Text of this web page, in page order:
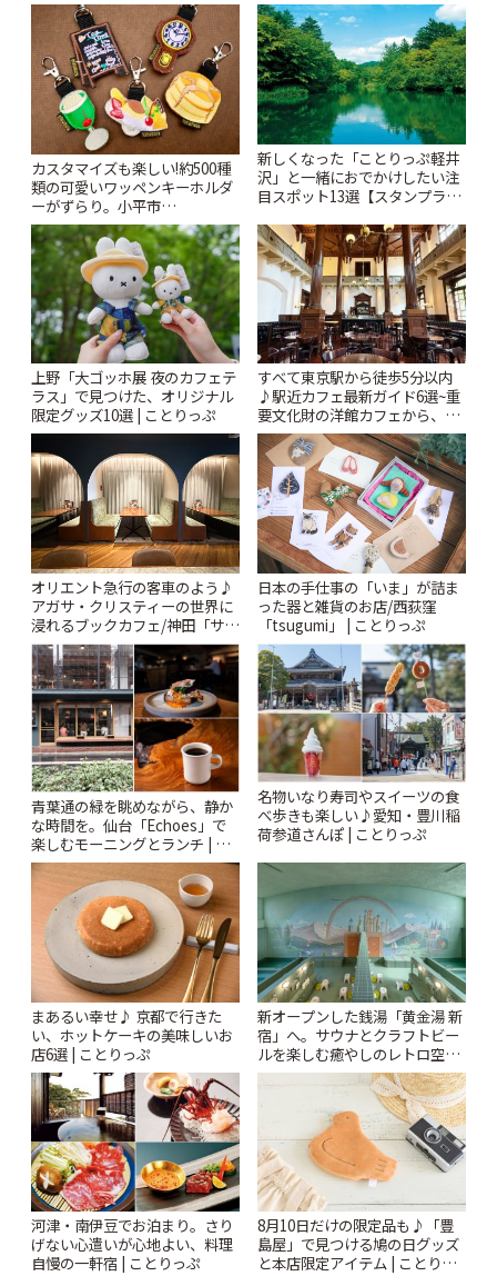
カスタマイズも楽しい!約500種
類の可愛いワッペンキーホルダ
ーがずらり。小平市
「Kimamaya T&K」 | ことりっ
ぷ
新しくなった「ことりっぷ軽井
沢」と一緒におでかけしたい注
目スポット13選【スタンプラリ
上野「大ゴッホ展 夜のカフェテ
ラス」で見つけた、オリジナル
限定グッズ10選 | ことりっぷ
すべて東京駅から徒歩5分以内
♪駅近カフェ最新ガイド6選~重
要文化財の洋館カフェから、改
札すぐのレトロ喫茶まで~ | こと
りっぷ
オリエント急行の客車のよう♪
アガサ・クリスティーの世界に
浸れるブックカフェ/神田「サロ
ンクリスティ」 | ことりっぷ
日本の手仕事の「いま」が詰ま
った器と雑貨のお店/西荻窪
「tsugumi」 | ことりっぷ
青葉通の緑を眺めながら、静か
な時間を。仙台「Echoes」で
楽しむモーニングとランチ | こ
とりっぷ
名物いなり寿司やスイーツの食
べ歩きも楽しい♪愛知・豊川稲
荷参道さんぽ | ことりっぷ
まあるい幸せ♪ 京都で行きた
い、ホットケーキの美味しいお
店6選 | ことりっぷ
新オープンした銭湯「黄金湯 新
宿」へ。サウナとクラフトビー
ルを楽しむ癒やしのレトロ空間
| ことりっぷ
河津・南伊豆でお泊まり。さり
げない心遣いが心地よい、料理
自慢の一軒宿 | ことりっぷ
8月10日だけの限定品も♪「豊
島屋」で見つける鳩の日グッズ
と本店限定アイテム | ことりっ